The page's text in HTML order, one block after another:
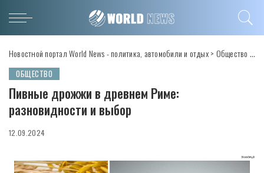
Новостной портал World News - политика, автомобили и отдых> Общество
ОБЩЕСТВО
Пивные дрожжи в древнем Риме:
разновидности и выбор
12.09.2024